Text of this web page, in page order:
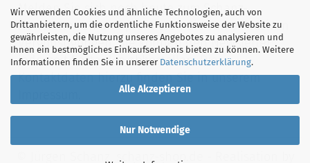
Wir verwenden Cookies und ähnliche Technologien, auch von
Drittanbietern, um die ordentliche Funktionsweise der Website zu
gewährleisten, die Nutzung unseres Angebotes zu analysieren und
Ihnen ein bestmögliches Einkaufserlebnis bieten zu können. Weitere
Informationen finden Sie in unserer Datenschutzerklärung.
Alle Akzeptieren
Nur Notwendige
Melden Sie sich noch heute zum Schanz-
Newsletter an und profitieren Sie von exklusiven
Vergünstigungen. Sie können den Newsletter
jederzeit kostenlos abbestellen. Die
Kontaktdaten hierzu finden Sie in unserem
© Jürgen Schanz, schanz-shop.de - Realisation by